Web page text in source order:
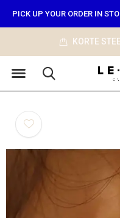
KORTE
PICK UP YOUR ORDER IN